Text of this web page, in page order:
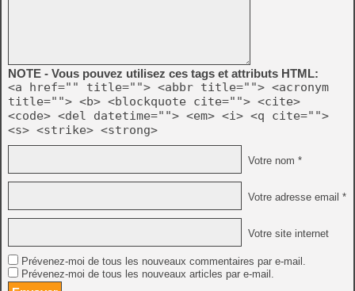
NOTE - Vous pouvez utilisez ces tags et attributs HTML:
<a href="" title=""> <abbr title=""> <acronym
title=""> <b> <blockquote cite=""> <cite>
<code> <del datetime=""> <em> <i> <q cite="">
<s> <strike> <strong>
Votre nom *
Votre adresse email *
Votre site internet
Prévenez-moi de tous les nouveaux commentaires par e-mail.
Prévenez-moi de tous les nouveaux articles par e-mail.